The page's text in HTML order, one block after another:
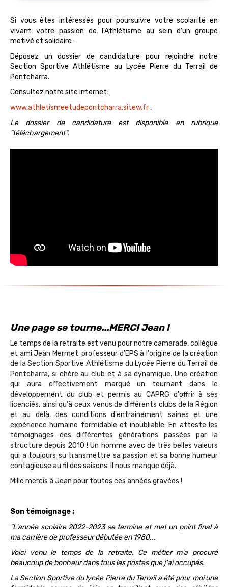
Si vous êtes intéressés pour poursuivre votre scolarité en
vivant votre passion de l'Athlétisme au sein d'un groupe
motivé et solidaire :
Déposez un dossier de candidature pour rejoindre notre
Section Sportive Athlétisme au Lycée Pierre du Terrail de
Pontcharra.
Consultez notre site internet:
www.athletismeetudepontcharra.sitew.fr.
Le dossier de candidature est disponible en rubrique
"téléchargement".
Une page se tourne...MERCI Jean !
Le temps de la retraite est venu pour notre camarade, collègue
et ami Jean Mermet, professeur d'EPS à l'origine de la création
de la Section Sportive Athlétisme du Lycée Pierre du Terrail de
Pontcharra, si chère au club et à sa dynamique. Une création
qui aura effectivement marqué un tournant dans le
développement du club et permis au CAPRG d'offrir à ses
licenciés, ainsi qu'à ceux venus de différents clubs de la Région
et au delà, des conditions d'entraînement saines et une
expérience humaine formidable et inoubliable. En atteste les
témoignages des différentes générations passées par la
structure depuis 2010 ! Un homme avec de très belles valeurs
qui a toujours su transmettre sa passion et sa bonne humeur
contagieuse au fil des saisons. Il nous manque déjà.
Mille mercis à Jean pour toutes ces années gravées !
Son témoignage :
"L'année scolaire 2022-2023 se termine et met un point final à
ma carrière de professeur débutée en 1980...
Voici venu le temps de la retraite. Ce métier m'a procuré
beaucoup de bonheur dans tous les postes que j'ai occupés.
La Section Sportive du lycée Pierre du Terrail a été pour moi une